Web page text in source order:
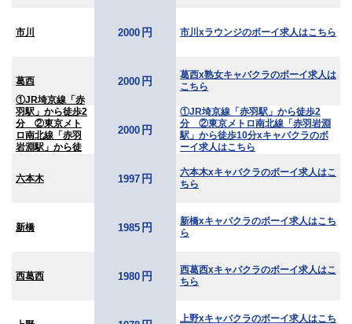
市川 2000 円 市川xラウンジのボーイ求人はこちら
葛西 2000 円
葛西x熟女キャバクラのボーイ求人は
こちら
①JR埼京線「赤
羽駅」から徒歩2
分 ②東京メト
ロ南北線「赤羽
岩淵駅」から徒
2000 円
①JR埼京線「赤羽駅」から徒歩2
分 ②東京メトロ南北線「赤羽岩淵
駅」から徒歩10分xキャバクラのボ
ーイ求人はこちら
六本木 1997 円
六本木xキャバクラのボーイ求人はこ
ちら
新橋 1985 円
新橋xキャバクラのボーイ求人はこち
ら
西葛西 1980 円
西葛西xキャバクラのボーイ求人はこ
ちら
上野xキャバクラのボーイ求人はこち